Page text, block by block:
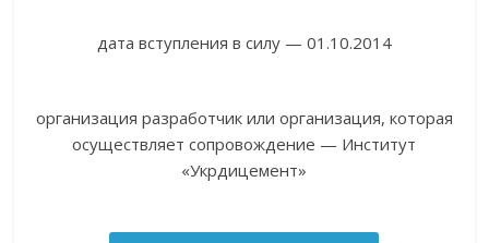
дата вступления в силу — 01.10.2014
организация разработчик или организация, которая
осуществляет сопровождение — Институт
«Укрдицемент»